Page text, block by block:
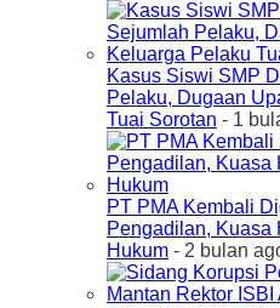
Kasus Siswi SMP
Pelaku, Dugaan
Tuai Sorotan - 1
PT PMA Kembali
Pengadilan, Kuasa
Hukum - 2 bulan